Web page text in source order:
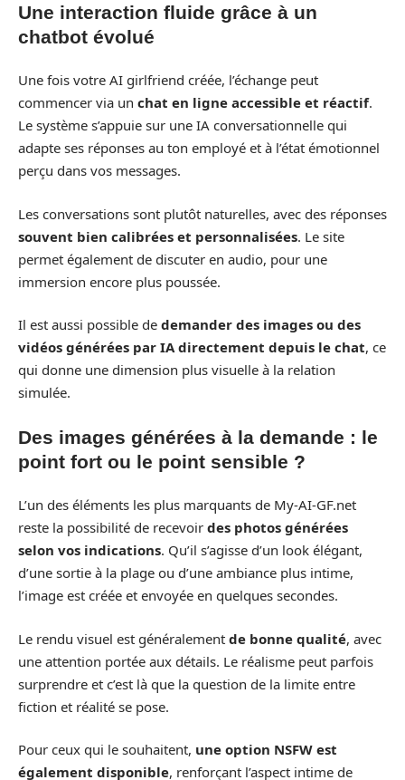
Une interaction fluide grâce à un
chatbot évolué
Une fois votre AI girlfriend créée, l’échange peut
commencer via un chat en ligne accessible et réactif.
Le système s’appuie sur une IA conversationnelle qui
adapte ses réponses au ton employé et à l’état émotionnel
perçu dans vos messages.
Les conversations sont plutôt naturelles, avec des réponses
souvent bien calibrées et personnalisées. Le site
permet également de discuter en audio, pour une
immersion encore plus poussée.
Il est aussi possible de demander des images ou des
vidéos générées par IA directement depuis le chat, ce
qui donne une dimension plus visuelle à la relation
simulée.
Des images générées à la demande : le
point fort ou le point sensible ?
L’un des éléments les plus marquants de My-AI-GF.net
reste la possibilité de recevoir des photos générées
selon vos indications. Qu’il s’agisse d’un look élégant,
d’une sortie à la plage ou d’une ambiance plus intime,
l’image est créée et envoyée en quelques secondes.
Le rendu visuel est généralement de bonne qualité, avec
une attention portée aux détails. Le réalisme peut parfois
surprendre et c’est là que la question de la limite entre
fiction et réalité se pose.
Pour ceux qui le souhaitent, une option NSFW est
également disponible, renforçant l’aspect intime de